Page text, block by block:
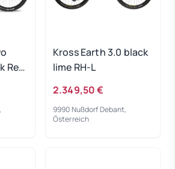
Red
Kross Earth 3.0 black
lime RH-L
2.349,50 €
9990 Nußdorf Debant,
Österreich